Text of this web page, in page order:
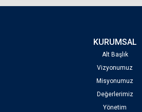
KURUMSAL
Alt Başlık
Vizyonumuz
Misyonumuz
Değerlerimiz
Yönetim